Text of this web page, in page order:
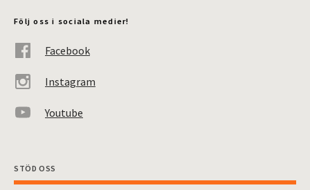
Följ oss i sociala medier!
Facebook
Instagram
Youtube
STÖD OSS